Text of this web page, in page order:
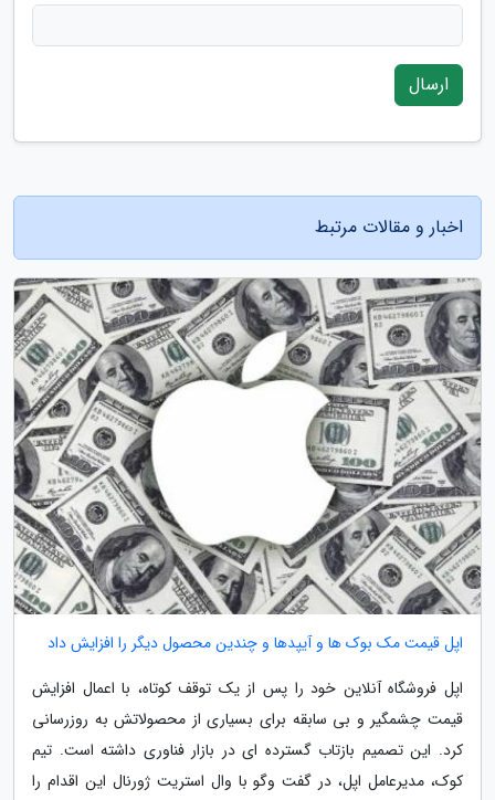
ارسال
اخبار و مقالات مرتبط
اپل قیمت مک بوک ها و آیپدها و چندین محصول دیگر را افزایش داد
اپل فروشگاه آنلاین خود را پس از یک توقف کوتاه، با اعمال افزایش
قیمت چشمگیر و بی سابقه برای بسیاری از محصولاتش به روزرسانی
کرد. این تصمیم بازتاب گسترده ای در بازار فناوری داشته است. تیم
کوک، مدیرعامل اپل، در گفت وگو با وال استریت ژورنال این اقدام را